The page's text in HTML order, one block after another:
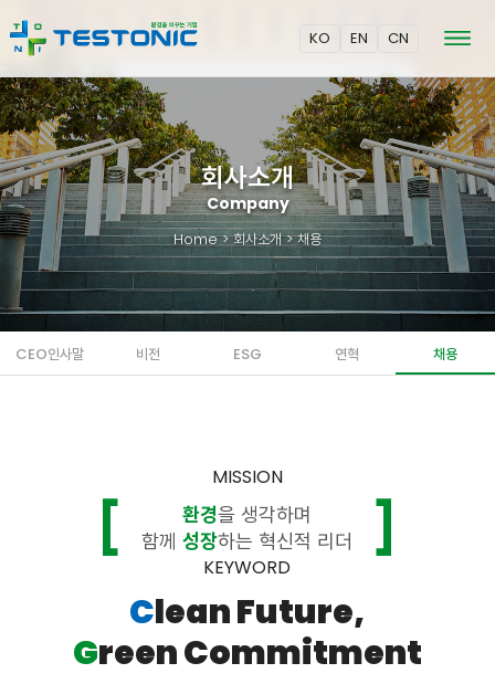
KO EN CN
회사소개
Company
Home> 회사소개 > 채용
CEO인사말 비전 ESG 연혁 채용
MISSION
환경을 생각하며
함께성장하는 혁신적 리더
KEYWORD
Clean Future,
Green Commitment